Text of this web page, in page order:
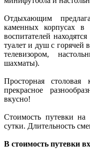
Отдыхающим
каменных корпусах в
воспитателей
туалет и душ с горячей
телевизором,
шахматы).
Просторная
прекрасное
вкусно!
Стоимость путевки
сутки. Длительность
В стоимость путевки